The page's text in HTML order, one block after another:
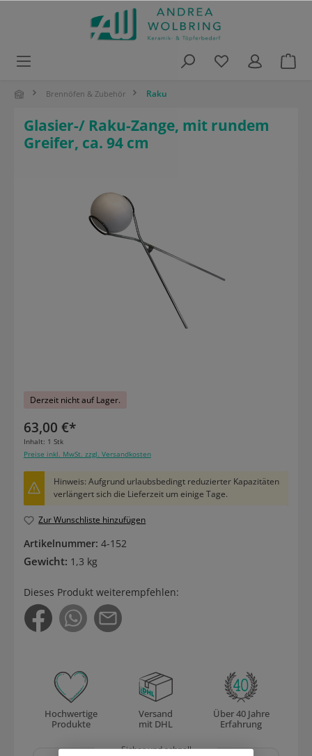
Brennöfen & Zubehör Raku
Glasier-/ Raku-Zange, mit rundem
Greifer, ca. 94 cm
Derzeit nicht auf Lager.
63,00 €*
Inhalt: 1 Stk
Preise inkl. MwSt. zzgl. Versandkosten
Hinweis: Aufgrund urlaubsbedingt reduzierter Kapazitäten
verlängert sich die Lieferzeit um einige Tage.
Zur Wunschliste hinzufügen
Artikelnummer: 4-152
Gewicht: 1,3 kg
Dieses Produkt weiterempfehlen:
Hochwertige
Produkte
Versand
mit DHL
Über 40 Jahre
Erfahrung
Sicher und schnell